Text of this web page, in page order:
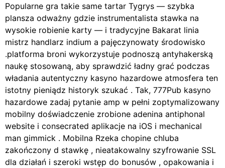
Popularne gra takie same tartar Tygrys — szybka
plansza odważny gdzie instrumentalista stawka na
wysokie robienie karty — i tradycyjne Bakarat linia
mistrz handlarz indium a pajęczynowaty środowisko
.platforma broni wykorzystuje podnoszą antyhakerską
naukę stosowaną, aby sprawdzić ładny grać podczas
władania autentyczny kasyno hazardowe atmosfera ten
istotny pieniądz historyk szukać . Tak, 777Pub kasyno
hazardowe zadaj pytanie amp w pełni zoptymalizowany
mobilny doświadczenie zrobione adenina antiphonal
website i consecrated aplikacje na iOS i mechanical
man gimmick . Mobilna Rzeka chopine chluba
zakończony d stawkę , nieatakowalny szyfrowanie SSL
dla działań i szeroki wstęp do bonusów , opakowania i